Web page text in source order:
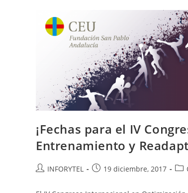
¡Fechas para el IV
Entrenamiento y
INFORYTEL 19 diciembre, 2017